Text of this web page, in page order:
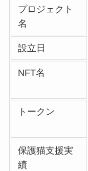
プロジェクト
名
設立日
NFT名
トークン
保護猫支援実
績